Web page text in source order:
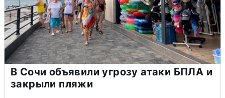
В Сочи объявили угрозу атаки БПЛА и
закрыли пляжи